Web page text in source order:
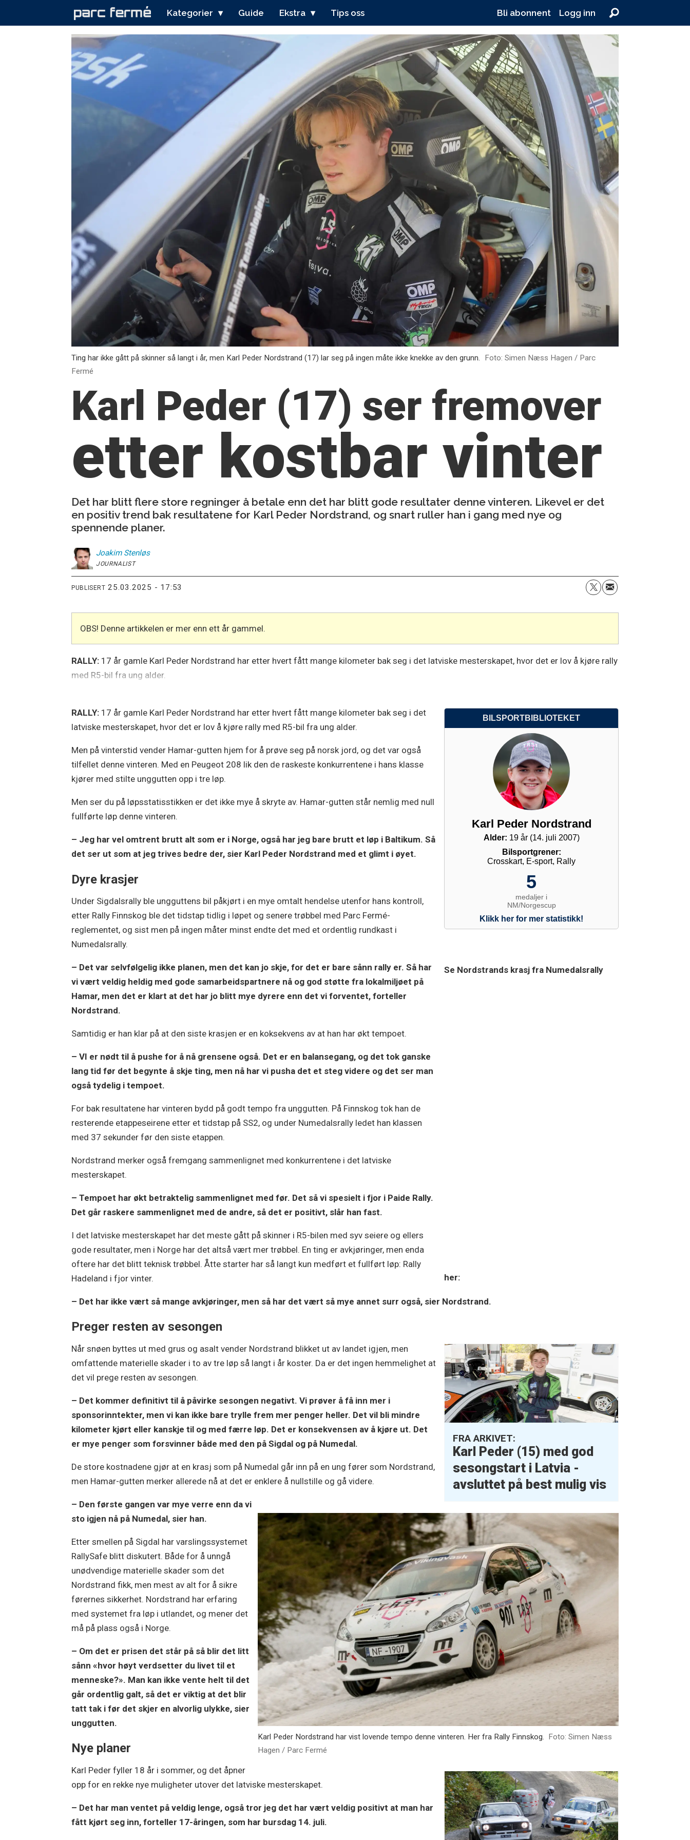
Kategorier Guide Ekstra Tips oss Bli abonnent Logg inn
Ting har ikke gått på skinner så langt i år, men Karl Peder Nordstrand (17) lar seg på ingen måte ikke knekke av den grunn.
Foto: Simen Næss Hagen / Parc
Fermé
Karl Peder (17) ser fremover
etter kostbar vinter
Det har blitt flere store regninger å betale enn det har blitt gode resultater denne vinteren. Likevel er det
en positiv trend bak resultatene for Karl Peder Nordstrand, og snart ruller han i gang med nye og
spennende planer.
Joakim Stenløs
JOURNALIST
PUBLISERT 25.03.2025 - 17:53
OBS! Denne artikkelen er mer enn ett år gammel.
RALLY: 17 år gamle Karl Peder Nordstrand har etter hvert fått mange kilometer bak seg i det latviske mesterskapet, hvor det er lov å kjøre rally
med R5-bil fra ung alder.
RALLY: 17 år gamle Karl Peder Nordstrand har etter hvert fått mange kilometer bak seg i det
latviske mesterskapet, hvor det er lov å kjøre rally med R5-bil fra ung alder.
Men på vinterstid vender Hamar-gutten hjem for å prøve seg på norsk jord, og det var også
tilfellet denne vinteren. Med en Peugeot 208 lik den de raskeste konkurrentene i hans klasse
kjører med stilte unggutten opp i tre løp.
Men ser du på løpsstatisstikken er det ikke mye å skryte av. Hamar-gutten står nemlig med null
fullførte løp denne vinteren.
– Jeg har vel omtrent brutt alt som er i Norge, også har jeg bare brutt et løp i Baltikum. Så
det ser ut som at jeg trives bedre der, sier Karl Peder Nordstrand med et glimt i øyet.
Dyre krasjer
Under Sigdalsrally ble ungguttens bil påkjørt i en mye omtalt hendelse utenfor hans kontroll,
etter Rally Finnskog ble det tidstap tidlig i løpet og senere trøbbel med Parc Fermé-
reglementet, og sist men på ingen måter minst endte det med et ordentlig rundkast i
Numedalsrally.
Se Nordstrands krasj fra Numedalsrally
her:
– Det var selvfølgelig ikke planen, men det kan jo skje, for det er bare sånn rally er. Så har
vi vært veldig heldig med gode samarbeidspartnere nå og god støtte fra lokalmiljøet på
Hamar, men det er klart at det har jo blitt mye dyrere enn det vi forventet, forteller
Nordstrand.
Samtidig er han klar på at den siste krasjen er en koksekvens av at han har økt tempoet.
– VI er nødt til å pushe for å nå grensene også. Det er en balansegang, og det tok ganske
lang tid før det begynte å skje ting, men nå har vi pusha det et steg videre og det ser man
også tydelig i tempoet.
For bak resultatene har vinteren bydd på godt tempo fra unggutten. På Finnskog tok han de
resterende etappeseirene etter et tidstap på SS2, og under Numedalsrally ledet han klassen
med 37 sekunder før den siste etappen.
Nordstrand merker også fremgang sammenlignet med konkurrentene i det latviske
mesterskapet.
– Tempoet har økt betraktelig sammenlignet med før. Det så vi spesielt i fjor i Paide Rally.
Det går raskere sammenlignet med de andre, så det er positivt, slår han fast.
I det latviske mesterskapet har det meste gått på skinner i R5-bilen med syv seiere og ellers
gode resultater, men i Norge har det altså vært mer trøbbel. En ting er avkjøringer, men enda
oftere har det blitt teknisk trøbbel. Åtte starter har så langt kun medført et fullført løp: Rally
Hadeland i fjor vinter.
– Det har ikke vært så mange avkjøringer, men så har det vært så mye annet surr også, sier Nordstrand.
Preger resten av sesongen
FRA ARKIVET:
Karl Peder (15) med god
sesongstart i Latvia -
avsluttet på best mulig vis
Når snøen byttes ut med grus og asalt vender Nordstrand blikket ut av landet igjen, men
omfattende materielle skader i to av tre løp så langt i år koster. Da er det ingen hemmelighet at
det vil prege resten av sesongen.
– Det kommer definitivt til å påvirke sesongen negativt. Vi prøver å få inn mer i
sponsorinntekter, men vi kan ikke bare trylle frem mer penger heller. Det vil bli mindre
kilometer kjørt eller kanskje til og med færre løp. Det er konsekvensen av å kjøre ut. Det
er mye penger som forsvinner både med den på Sigdal og på Numedal.
De store kostnadene gjør at en krasj som på Numedal går inn på en ung fører som Nordstrand,
men Hamar-gutten merker allerede nå at det er enklere å nullstille og gå videre.
Karl Peder Nordstrand har vist lovende tempo denne vinteren. Her fra Rally Finnskog. Foto: Simen Næss
Hagen / Parc Fermé
– Den første gangen var mye verre enn da vi
sto igjen nå på Numedal, sier han.
Etter smellen på Sigdal har varslingssystemet
RallySafe blitt diskutert. Både for å unngå
unødvendige materielle skader som det
Nordstrand fikk, men mest av alt for å sikre
førernes sikkerhet. Nordstrand har erfaring
med systemet fra løp i utlandet, og mener det
må på plass også i Norge.
– Om det er prisen det står på så blir det litt
sånn «hvor høyt verdsetter du livet til et
menneske?». Man kan ikke vente helt til det
går ordentlig galt, så det er viktig at det blir
tatt tak i før det skjer en alvorlig ulykke, sier
unggutten.
Nye planer
Karl Peder fyller 18 år i sommer, og det åpner
opp for en rekke nye muligheter utover det latviske mesterskapet.
– Det har man ventet på veldig lenge, også tror jeg det har vært veldig positivt at man har
fått kjørt seg inn, forteller 17-åringen, som har bursdag 14. juli.